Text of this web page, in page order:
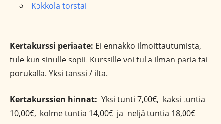
Kokkola torstai
Kertakurssi periaate: Ei ennakko ilmoittautumista,
tule kun sinulle sopii. Kurssille voi tulla ilman paria tai
porukalla. Yksi tanssi / ilta.
Kertakurssien hinnat: Yksi tunti 7,00€, kaksi tuntia
10,00€, kolme tuntia 14,00€ ja neljä tuntia 18,00€